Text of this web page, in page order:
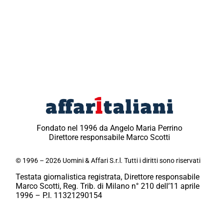
Fondato nel 1996 da Angelo Maria Perrino
Direttore responsabile Marco Scotti
© 1996 – 2026 Uomini & Affari S.r.l. Tutti i diritti sono riservati
Testata giornalistica registrata, Direttore responsabile
Marco Scotti, Reg. Trib. di Milano n° 210 dell’11 aprile
1996 – P.I. 11321290154